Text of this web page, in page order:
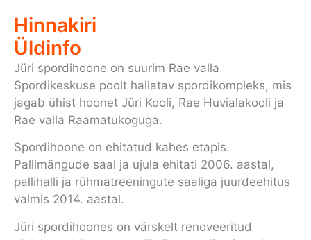
Hinnakiri
Üldinfo
Jüri spordihoone on suurim Rae valla
Spordikeskuse poolt hallatav spordikompleks, mis
jagab ühist hoonet Jüri Kooli, Rae Huvialakooli ja
Rae valla Raamatukoguga.
Spordihoone on ehitatud kahes etapis.
Pallimängude saal ja ujula ehitati 2006. aastal,
pallihalli ja rühmatreeningute saaliga juurdeehitus
valmis 2014. aastal.
Jüri spordihoones on värskelt renoveeritud